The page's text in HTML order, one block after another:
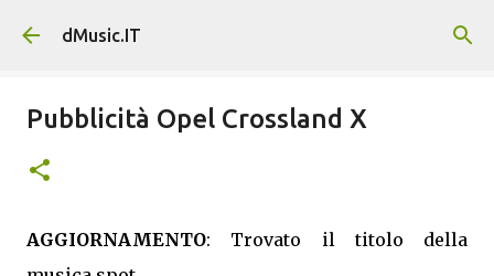
Passa ai contenuti principali
dMusic.IT
Pubblicità Opel Crossland X
AGGIORNAMENTO: Trovato il titolo della